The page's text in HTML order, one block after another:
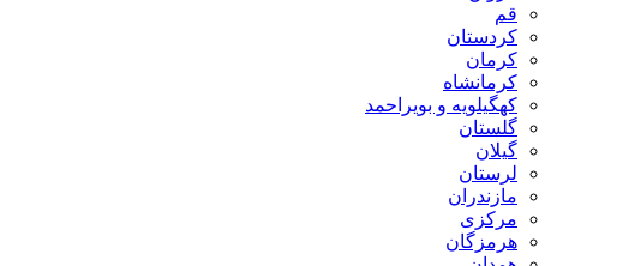
قم
کردستان
کرمان
کرمانشاه
کهگیلویه و بویراحمد
گلستان
گیلان
لرستان
مازندران
مرکزی
هرمزگان